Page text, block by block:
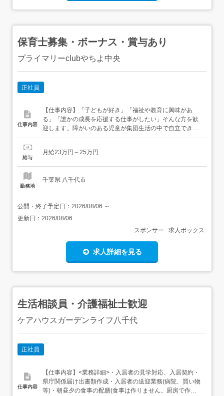
保育士募集・ボーナス・賞与あり
プライマリーclubやちよ中央
正社員
仕事内容
【仕事内容】「子どもが好き」「福祉や教育に興味があ
る」「誰かの成長を応援する仕事がしたい」そんな方を歓
迎します。障がいのある児童が集団生活の中で自立できる
よう、個別支援計画に基づいた支援を行います。6育(体
授業形式のプログラムで成長を支えます。 具体的なお仕
給与
月給23万円～25万円
勤務地
千葉県 八千代市
公開・終了予定日： 2026/08/06 ～
更新日： 2026/08/06
スポンサー : 求人ボックス
求人詳細を見る
生活相談員・介護福祉士歓迎
ケアハウスガーデンライフ八千代
正社員
仕事内容
【仕事内容】<業務詳細>・入居者の見学対応、入居契約・
県庁関係届け出書類作成・入居者の送迎業務(病院、買い物
等)・朝昼夕の食事の配膳(食事は作りません。厨房で作っ